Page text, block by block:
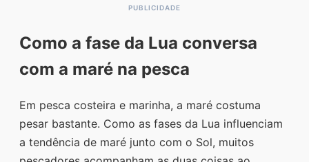
Como a fase da Lua conversa
com a maré na pesca
Em pesca costeira e marinha, a maré costuma
pesar bastante. Como as fases da Lua influenciam
a tendência de maré junto com o Sol, muitos